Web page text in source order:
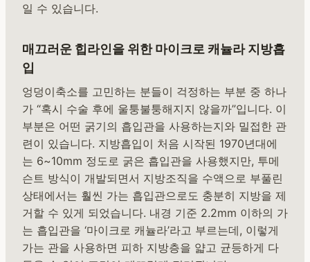
일 수 있습니다.
매끄러운 힙라인을 위한 마이크로 캐뉼라 지방흡
입
엉덩이축소를 고민하는 분들이 걱정하는 부분 중 하나
가 “혹시 수술 후에 울퉁불퉁해지지 않을까”입니다. 이
부분은 어떤 굵기의 흡입관을 사용하는지와 밀접한 관
련이 있습니다. 지방흡입이 처음 시작된 1970년대에
는 6~10mm 정도로 굵은 흡입관을 사용했지만, 투메
슨트 방식이 개발되면서 지방조직을 수액으로 부풀린
상태에서는 훨씬 가는 흡입관으로도 충분히 지방을 제
거할 수 있게 되었습니다. 내경 기준 2.2mm 이하의 가
는 흡입관을 ‘마이크로 캐뉼라’라고 부르는데, 이렇게
가는 관을 사용하면 피하 지방층을 얇고 균등하게 다